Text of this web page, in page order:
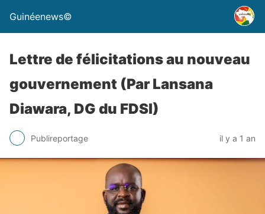
Guinéenews©
Lettre de félicitations au nouveau
gouvernement (Par Lansana
Diawara, DG du FDSI)
Publireportage il y a 1 an